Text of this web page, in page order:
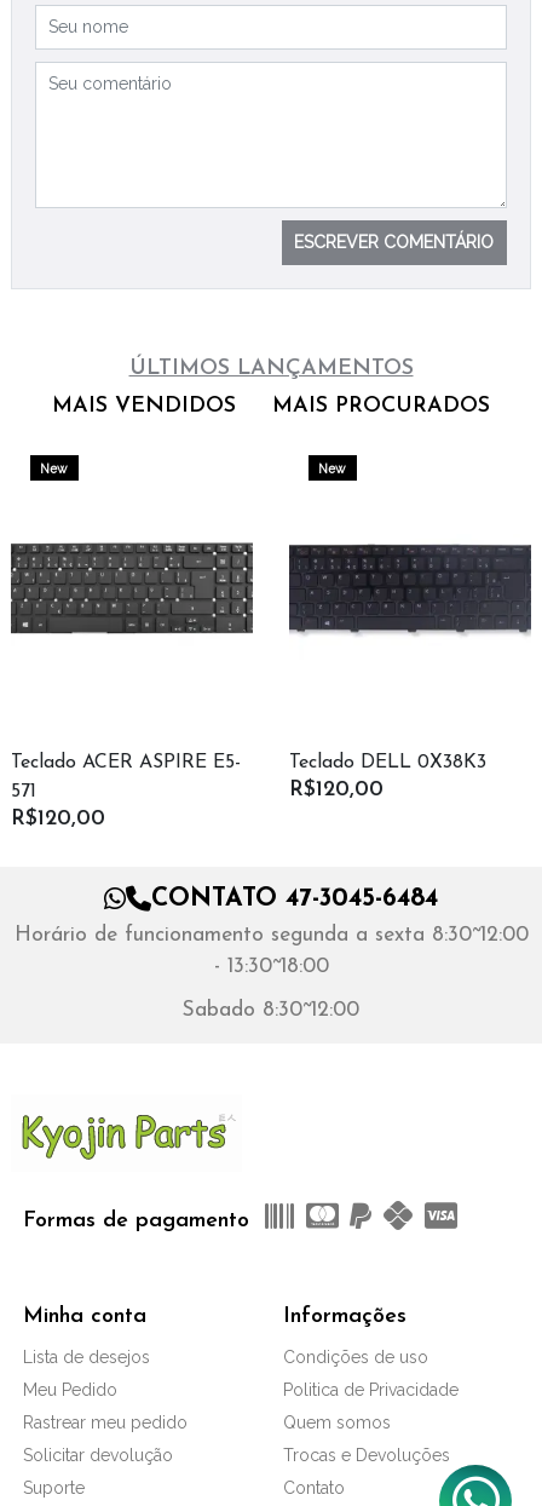
ESCREVER COMENTÁRIO
ÚLTIMOS LANÇAMENTOS
MAIS VENDIDOS
MAIS PROCURADOS
New
Teclado ACER ASPIRE E5-
571
R$120,00
New
Teclado DELL 0X38K3
R$120,00
CONTATO 47-3045-6484
Horário de funcionamento segunda a sexta 8:30~12:00
- 13:30~18:00
Sabado 8:30~12:00
Formas de pagamento
Minha conta
Lista de desejos
Meu Pedido
Rastrear meu pedido
Solicitar devolução
Suporte
Informações
Condições de uso
Politica de Privacidade
Quem somos
Trocas e Devoluções
Contato